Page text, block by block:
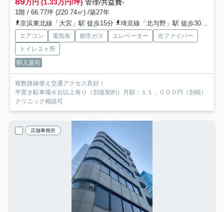
万円 (1.33万円/坪) 管理/共益費-
1階 / 66.77坪 (220.74㎡) /築27年
京浜東北線「大宮」駅 徒歩15分
埼京線「北与野」駅 徒歩30分
エアコン 電気有 都市ガス エレベーター
光ファイバー
トイレ２ヶ所
即入居可
複数路線使え交通アクセス良好！
平置き駐車場６台以上有り（別途契約）月額：１１，０００円（別税）
クリニック相談可
店舗事務所